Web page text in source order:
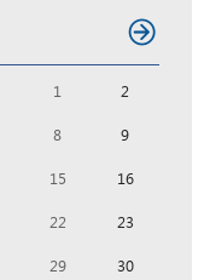
1 2
8 9
15 16
22 23
29 30